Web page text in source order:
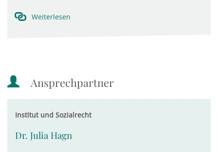
Weiterlesen
Ansprechpartner
Institut und Sozialrecht
Dr. Julia Hagn